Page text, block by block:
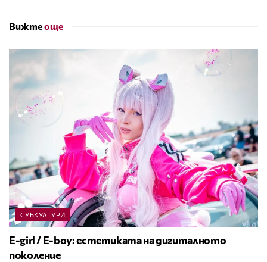
Вижтеоще
СУБКУЛТУРИ
E-girl / E-boy: естетиката на дигиталното
поколение